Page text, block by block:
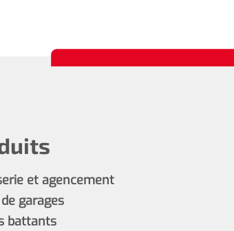
et agencement
garages
battants